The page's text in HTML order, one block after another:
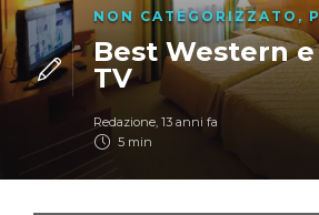
NON CATEGORIZZATO ,
Best Western
TV
Redazione, 13 anni fa
5 min